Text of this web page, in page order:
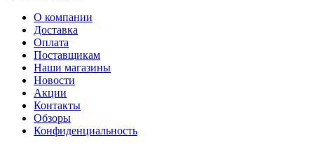
О компании
Доставка
Оплата
Поставщикам
Наши магазины
Новости
Акции
Контакты
Обзоры
Конфиденциальность